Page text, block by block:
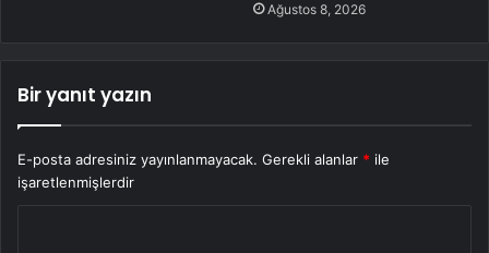
Ağustos 8, 2026
Bir yanıt yazın
E-posta adresiniz yayınlanmayacak. Gerekli alanlar * ile
işaretlenmişlerdir